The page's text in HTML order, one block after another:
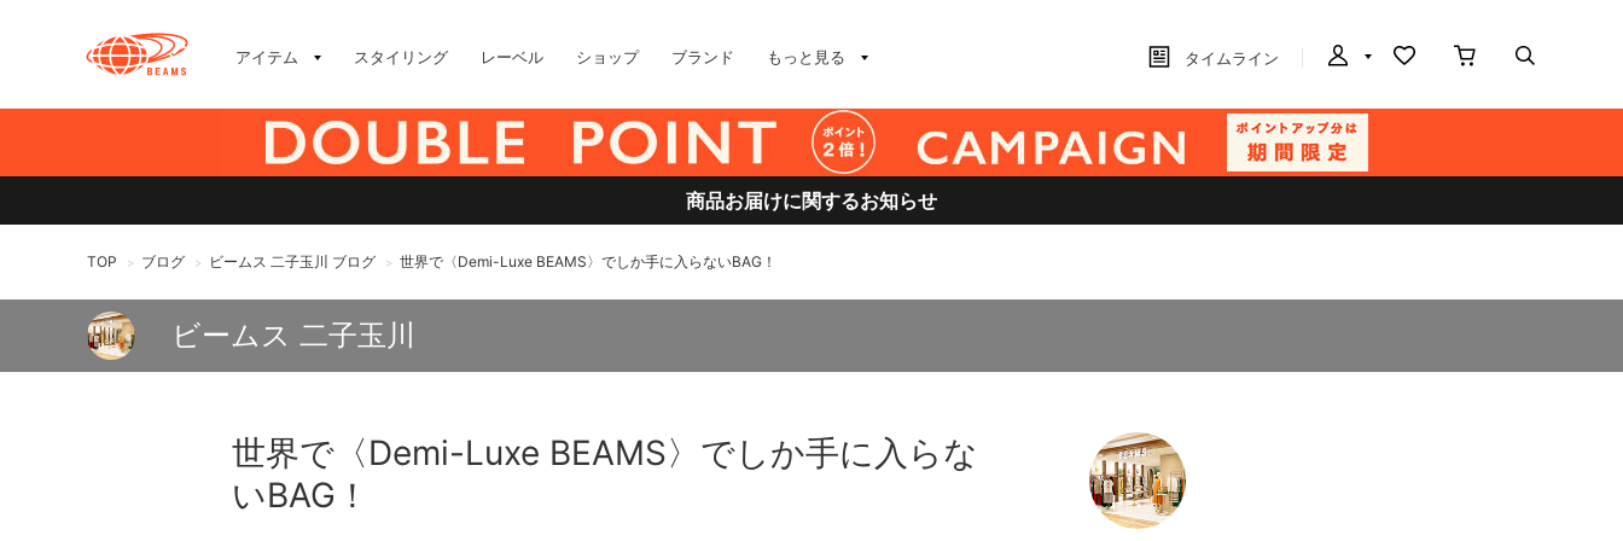
アイテム スタイリング レーベル ショップ ブランド もっと見る タイムライン
商品お届けに関するお知らせ
TOP > ブログ > ビームス 二子玉川 ブログ > 世界で〈Demi-Luxe BEAMS〉でしか手に入らないBAG！
ビームス 二子玉川
世界で〈Demi-Luxe BEAMS〉でしか手に入らな
いBAG！